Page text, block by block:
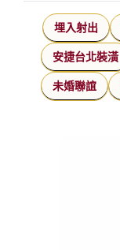
埋入射出
安捷台北裝潢
未婚聯誼